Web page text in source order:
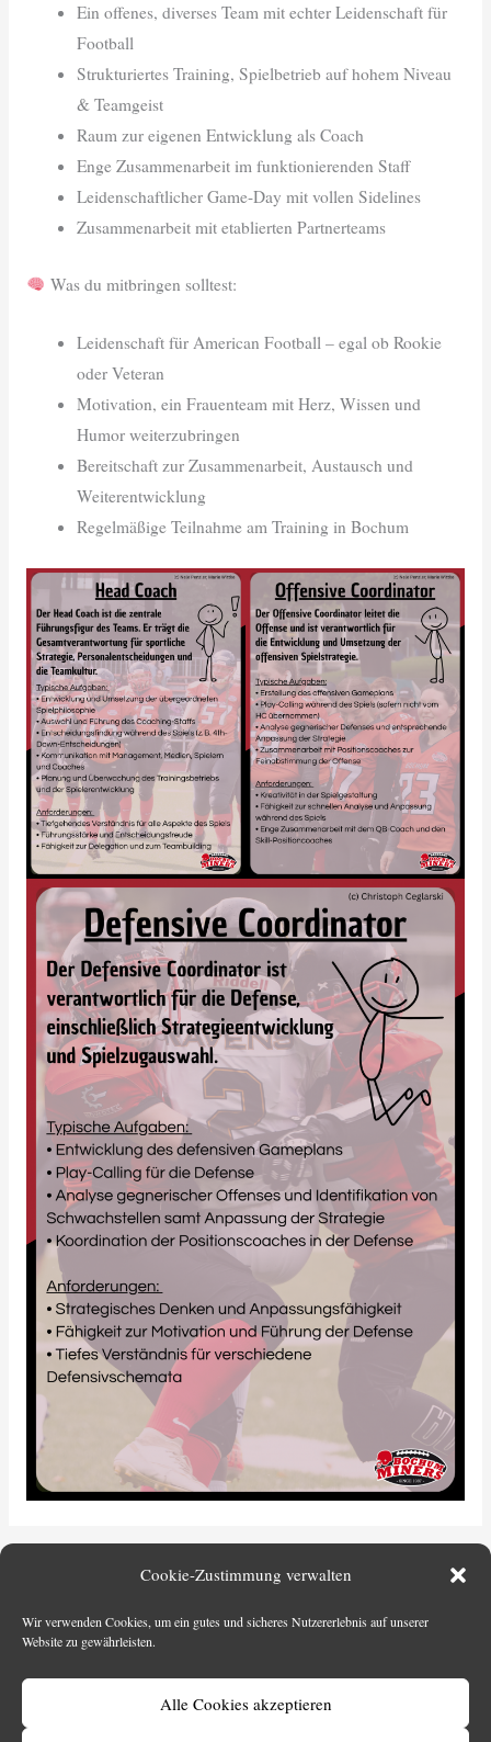
Cookie-Zustimmung verwalten
Wir verwenden Cookies, um ein gutes und sicheres Nutzererlebnis auf unserer
Website zu gewährleisten.
Alle Cookies akzeptieren
Ein offenes, diverses Team mit echter Leidenschaft für
Football
Strukturiertes Training, Spielbetrieb auf hohem Niveau
& Teamgeist
Raum zur eigenen Entwicklung als Coach
Enge Zusammenarbeit im funktionierenden Staff
Leidenschaftlicher Game-Day mit vollen Sidelines
Zusammenarbeit mit etablierten Partnerteams
Was du mitbringen solltest:
Leidenschaft für American Football – egal ob Rookie
oder Veteran
Motivation, ein Frauenteam mit Herz, Wissen und
Humor weiterzubringen
Bereitschaft zur Zusammenarbeit, Austausch und
Weiterentwicklung
Regelmäßige Teilnahme am Training in Bochum
Vorheriger Beitrag Nächster Beitrag→
Copyright © 2026AFC Bochum Miners e.V.